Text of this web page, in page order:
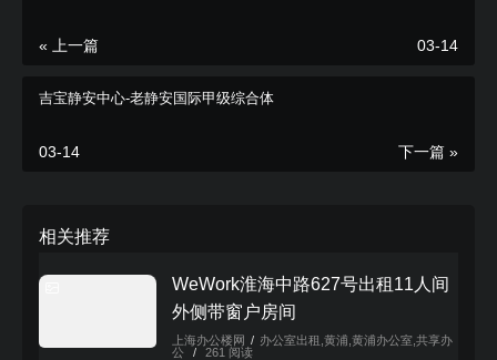
对于大自然的向往，方便了人与人之间在户外空间的沟通
交流。而在廊桥层，廊桥空间则与办公楼标准层一起，构
« 上一篇 03-14
吉宝静安中心-老静安国际甲级综合体
下一篇 »
03-14
相关推荐
WeWork淮海中路627号出租11人间
外侧带窗户房间
上海办公楼网 / 办公室出租 黄浦 黄浦办公室 共享办
公
/ 261 阅读